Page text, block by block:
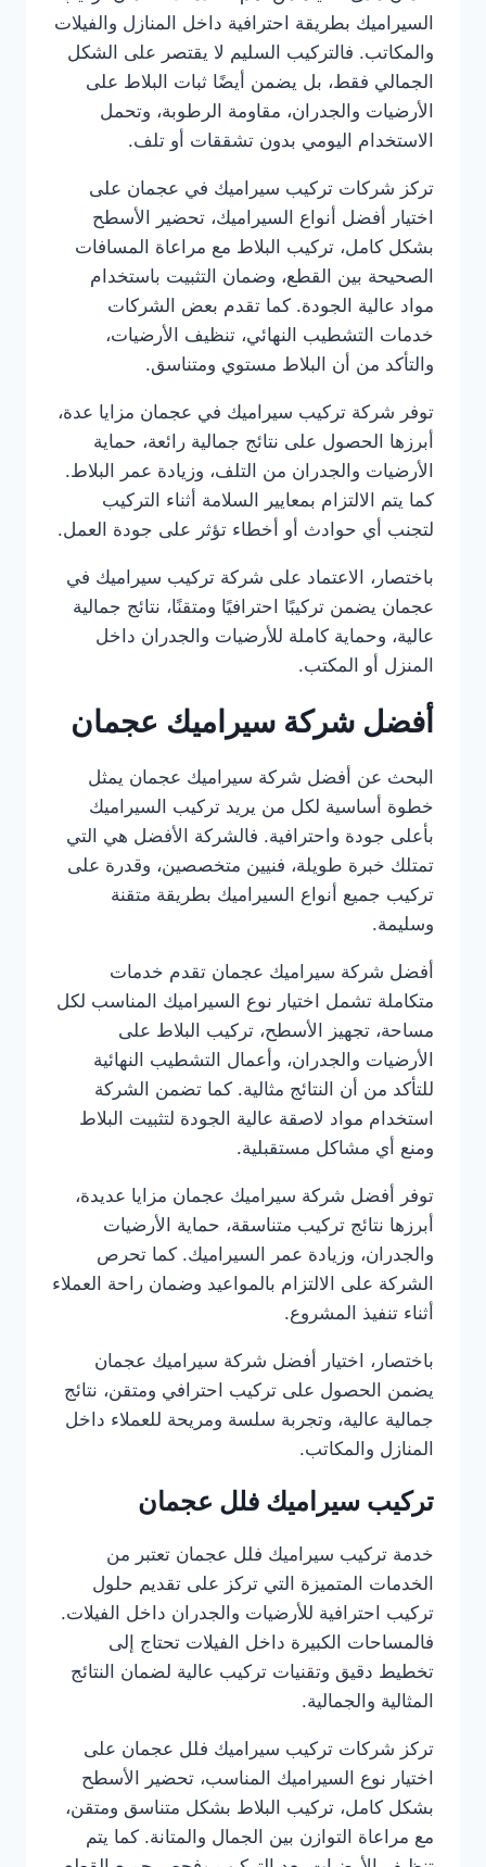
السيراميك بطريقة احترافية داخل المنازل والفيلات
والمكاتب. فالتركيب السليم لا يقتصر على الشكل
الجمالي فقط، بل يضمن أيضًا ثبات البلاط على
الأرضيات والجدران، مقاومة الرطوبة، وتحمل
الاستخدام اليومي بدون تشققات أو تلف.
تركز شركات تركيب سيراميك في عجمان على
اختيار أفضل أنواع السيراميك، تحضير الأسطح
بشكل كامل، تركيب البلاط مع مراعاة المسافات
الصحيحة بين القطع، وضمان التثبيت باستخدام
مواد عالية الجودة. كما تقدم بعض الشركات
خدمات التشطيب النهائي، تنظيف الأرضيات،
والتأكد من أن البلاط مستوي ومتناسق.
توفر شركة تركيب سيراميك في عجمان مزايا عدة،
أبرزها الحصول على نتائج جمالية رائعة، حماية
الأرضيات والجدران من التلف، وزيادة عمر البلاط.
كما يتم الالتزام بمعايير السلامة أثناء التركيب
لتجنب أي حوادث أو أخطاء تؤثر على جودة العمل.
باختصار، الاعتماد على شركة تركيب سيراميك في
عجمان يضمن تركيبًا احترافيًا ومتقنًا، نتائج جمالية
عالية، وحماية كاملة للأرضيات والجدران داخل
المنزل أو المكتب.
أفضل شركة سيراميك عجمان
البحث عن أفضل شركة سيراميك عجمان يمثل
خطوة أساسية لكل من يريد تركيب السيراميك
بأعلى جودة واحترافية. فالشركة الأفضل هي التي
تمتلك خبرة طويلة، فنيين متخصصين، وقدرة على
تركيب جميع أنواع السيراميك بطريقة متقنة
وسليمة.
أفضل شركة سيراميك عجمان تقدم خدمات
متكاملة تشمل اختيار نوع السيراميك المناسب لكل
مساحة، تجهيز الأسطح، تركيب البلاط على
الأرضيات والجدران، وأعمال التشطيب النهائية
للتأكد من أن النتائج مثالية. كما تضمن الشركة
استخدام مواد لاصقة عالية الجودة لتثبيت البلاط
ومنع أي مشاكل مستقبلية.
توفر أفضل شركة سيراميك عجمان مزايا عديدة،
أبرزها نتائج تركيب متناسقة، حماية الأرضيات
والجدران، وزيادة عمر السيراميك. كما تحرص
الشركة على الالتزام بالمواعيد وضمان راحة العملاء
أثناء تنفيذ المشروع.
باختصار، اختيار أفضل شركة سيراميك عجمان
يضمن الحصول على تركيب احترافي ومتقن، نتائج
جمالية عالية، وتجربة سلسة ومريحة للعملاء داخل
المنازل والمكاتب.
تركيب سيراميك فلل عجمان
خدمة تركيب سيراميك فلل عجمان تعتبر من
الخدمات المتميزة التي تركز على تقديم حلول
تركيب احترافية للأرضيات والجدران داخل الفيلات.
فالمساحات الكبيرة داخل الفيلات تحتاج إلى
تخطيط دقيق وتقنيات تركيب عالية لضمان النتائج
المثالية والجمالية.
تركز شركات تركيب سيراميك فلل عجمان على
اختيار نوع السيراميك المناسب، تحضير الأسطح
بشكل كامل، تركيب البلاط بشكل متناسق ومتقن،
مع مراعاة التوازن بين الجمال والمتانة. كما يتم